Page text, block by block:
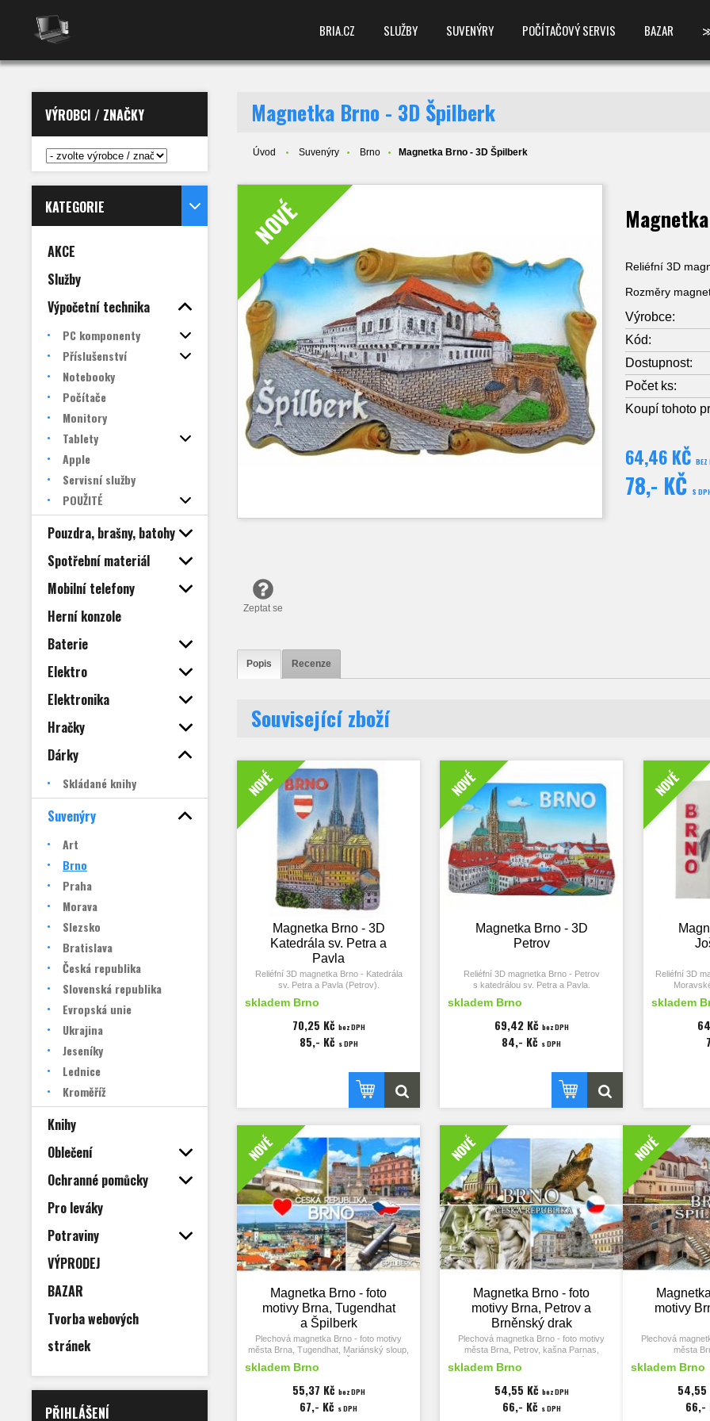
BRIA.CZ SLUŽBY SUVENÝRY POČÍTAČOVÝ SERVIS BAZAR
VÝROBCI / ZNAČKY
KATEGORIE
AKCE
Služby
Výpočetní technika
PC komponenty
Příslušenství
Notebooky
Počítače
Monitory
Tablety
Apple
Servisní služby
POUŽITÉ
Pouzdra, brašny, batohy
Spotřební materiál
Mobilní telefony
Herní konzole
Baterie
Elektro
Elektronika
Hračky
Dárky
Skládané knihy
Suvenýry
Art
Brno
Praha
Morava
Slezsko
Bratislava
Česká republika
Slovenská republika
Evropská unie
Ukrajina
Jeseníky
Lednice
Kroměříž
Knihy
Oblečení
Ochranné pomůcky
Pro leváky
Potraviny
VÝPRODEJ
BAZAR
Tvorba webových
stránek
PŘIHLÁŠENÍ
Magnetka Brno - 3D Špilberk
Úvod Suvenýry Brno Magnetka Brno - 3D Špilberk
NOVÉ
Reliéfní 3D
Rozměry
Výrobce:
Kód:
Dostupnost:
Počet ks:
Koupí tohoto
64,46 KČ
78,- KČS
Zeptat se
Popis Recenze
Související zboží
NOVÉ
Magnetka Brno - 3D
Katedrála sv. Petra a
Pavla
Reliéfní 3D magnetka Brno - Katedrála
sv. Petra a Pavla (Petrov).
Rozměry magnetky 53x72 mm, tloušťka
skladem Brno
70,25 Kč bez DPH
85,- Kč s DPH
NOVÉ
Magnetka Brno - 3D
Petrov
Reliéfní 3D magnetka Brno - Petrov
s katedrálou sv. Petra a Pavla.
Rozměry magnetky 50x72 mm,
skladem Brno
69,42 Kč bez DPH
84,- Kč s DPH
NOVÉ
Reliéfní 3D
Rozměry
skladem
NOVÉ
Magnetka Brno - foto
motivy Brna, Tugendhat
a Špilberk
Plechová magnetka Brno - foto motivy
města Brna, Tugendhat, Mariánský sloup,
tloušťka 3 mm.
Vila Tugendhat, morový (mariánský) sloup
skladem Brno
55,37 Kč bez DPH
67,- Kč s DPH
NOVÉ
Magnetka Brno - foto
motivy Brna, Petrov a
Brněnský drak
Plechová magnetka Brno - foto motivy
města Brna, Petrov, kašna Parnas,
U Čtyř mamlasů.
Rozměry magnetky 90x65 mm,
tloušťka 3 mm.
skladem Brno
54,55 Kč bez DPH
66,- Kč s DPH
NOVÉ
motivy
Plechová
města
Rozměry
Hrad Špilberk,
kasematy
skladem Brno
54,55
66,-